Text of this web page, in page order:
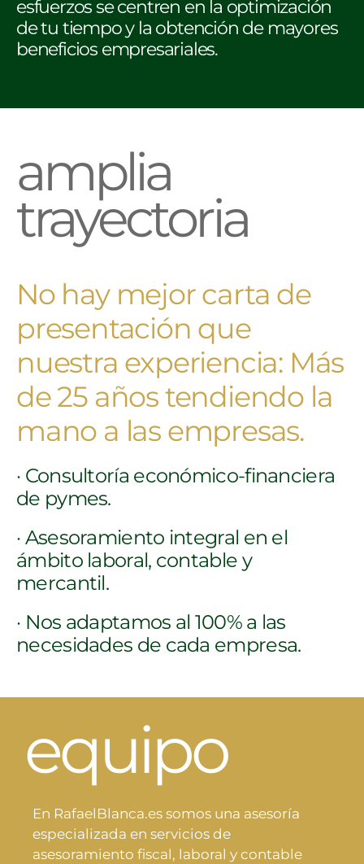
esfuerzos se centren en la optimización
de tu tiempo y la obtención de mayores
beneficios empresariales.
amplia
trayectoria
No hay mejor carta de
presentación que
nuestra experiencia: Más
de 25 años tendiendo la
mano a las empresas.
· Consultoría económico-financiera
de pymes.
· Asesoramiento integral en el
ámbito laboral, contable y
mercantil.
· Nos adaptamos al 100% a las
necesidades de cada empresa.
equipo
En RafaelBlanca.es somos una asesoría
especializada en servicios de
asesoramiento fiscal, laboral y contable